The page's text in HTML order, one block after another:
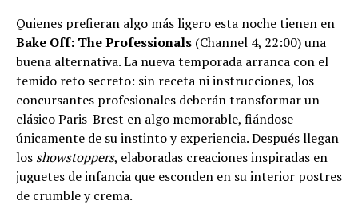
Quienes prefieran algo más ligero esta noche tienen en
Bake Off: The Professionals (Channel 4, 22:00) una
buena alternativa. La nueva temporada arranca con el
temido reto secreto: sin receta ni instrucciones, los
concursantes profesionales deberán transformar un
clásico Paris-Brest en algo memorable, fiándose
únicamente de su instinto y experiencia. Después llegan
los showstoppers, elaboradas creaciones inspiradas en
juguetes de infancia que esconden en su interior postres
de crumble y crema.